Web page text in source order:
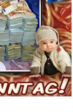
Anzeige